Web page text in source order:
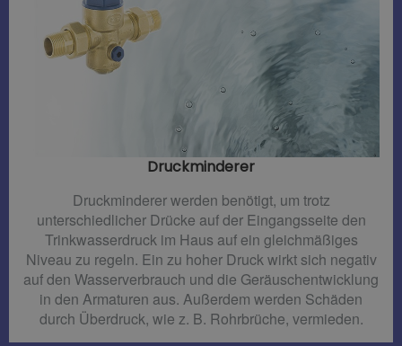
Druckminderer​
Druckminderer werden benötigt, um trotz
unterschiedlicher Drücke auf der Eingangsseite den
Trinkwasserdruck im Haus auf ein gleichmäßiges
Niveau zu regeln. Ein zu hoher Druck wirkt sich negativ
auf den Wasserverbrauch und die Geräuschentwicklung
in den Armaturen aus. Außerdem werden Schäden
durch Überdruck, wie z. B. Rohrbrüche, vermieden.